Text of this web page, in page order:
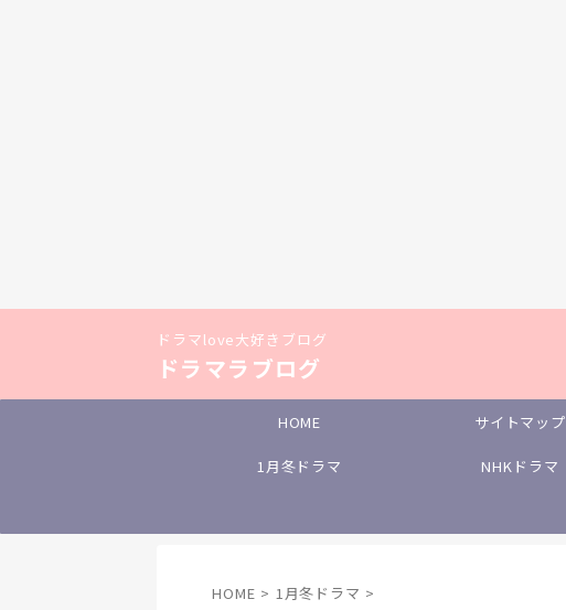
ドラマlove大好きブログ
ドラマラブログ
HOME サイトマップ
1月冬ドラマ NHKドラマ
HOME > 1月冬ドラマ >